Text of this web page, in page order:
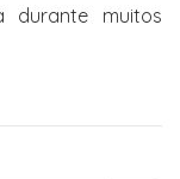
durante muitos